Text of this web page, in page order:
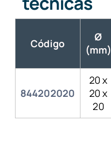
Código
Ø
(mm)
844202020
20 x
20 x
20